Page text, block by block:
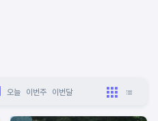
오늘 이번주 이번달